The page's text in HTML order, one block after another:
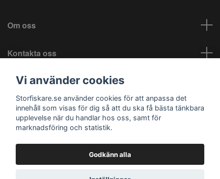
Om oss
Kontakta oss
Information
Sociala medier
© 2026 Storfiskare.se
Vi använder cookies
Storfiskare.se använder cookies för att anpassa det
innehåll som visas för dig så att du ska få bästa tänkbara
upplevelse när du handlar hos oss, samt för
marknadsföring och statistik.
Godkänn alla